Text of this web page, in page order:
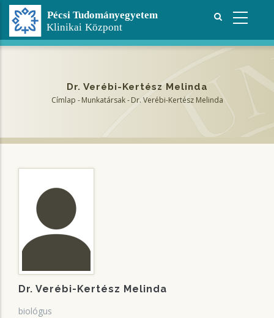
Ugrás
tartalomra
Dr. Verébi-Kertész Melinda
Címlap - Munkatársak - Dr. Verébi-Kertész Melinda
Dr. Verébi-Kertész Melinda
biológus